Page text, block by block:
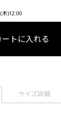
)12:00
ートに入れる
サイズ詳細